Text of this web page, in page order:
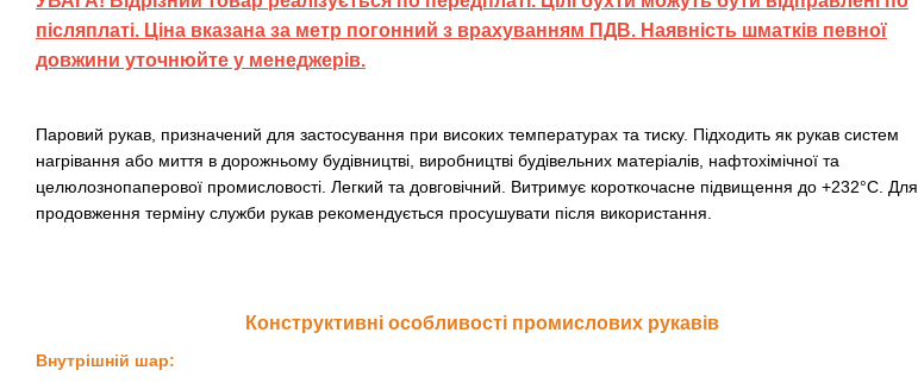
післяплаті. Ціна вказана за метр погонний з врахуванням ПДВ. Наявність шматків певної
довжини уточнюйте у менеджерів.
Паровий рукав, призначений для застосування при високих температурах та тиску. Підходить як рукав систем
нагрівання або миття в дорожньому будівництві, виробництві будівельних матеріалів, нафтохімічної та
целюлознопаперової промисловості. Легкий та довговічний. Витримує короткочасне підвищення до +232°С. Для
продовження терміну служби рукав рекомендується просушувати після використання.
Конструктивні особливості промислових рукавів
Внутрішній шар: